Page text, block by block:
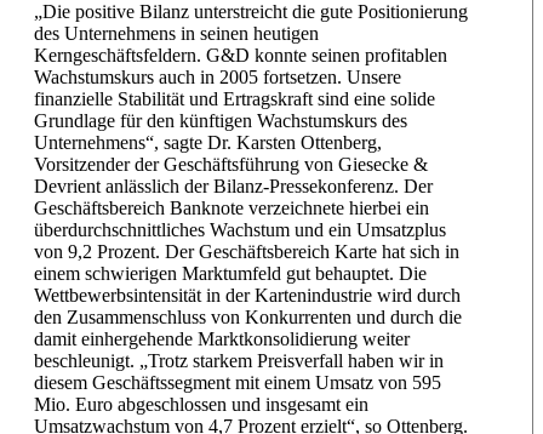
„Die positive Bilanz unterstreicht die gute Positionierung
des Unternehmens in seinen heutigen
Kerngeschäftsfeldern. G&D konnte seinen profitablen
Wachstumskurs auch in 2005 fortsetzen. Unsere
finanzielle Stabilität und Ertragskraft sind eine solide
Grundlage für den künftigen Wachstumskurs des
Unternehmens“, sagte Dr. Karsten Ottenberg,
Vorsitzender der Geschäftsführung von Giesecke &
Devrient anlässlich der Bilanz-Pressekonferenz. Der
Geschäftsbereich Banknote verzeichnete hierbei ein
überdurchschnittliches Wachstum und ein Umsatzplus
von 9,2 Prozent. Der Geschäftsbereich Karte hat sich in
einem schwierigen Marktumfeld gut behauptet. Die
Wettbewerbsintensität in der Kartenindustrie wird durch
den Zusammenschluss von Konkurrenten und durch die
damit einhergehende Marktkonsolidierung weiter
beschleunigt. „Trotz starkem Preisverfall haben wir in
diesem Geschäftssegment mit einem Umsatz von 595
Mio. Euro abgeschlossen und insgesamt ein
Umsatzwachstum von 4,7 Prozent erzielt“, so Ottenberg.